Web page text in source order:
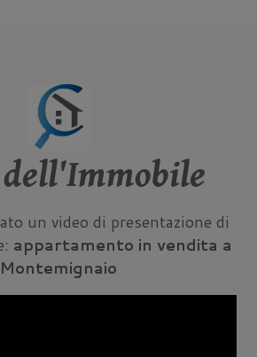
un video di presentazione di
appartamento in vendita a
Montemignaio